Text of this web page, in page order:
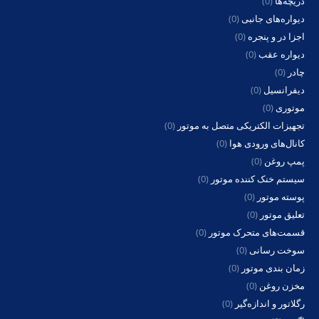
دیواره‌های جانبی(0)
اجزا در و پنجره (0)
دیواره عقب(0)
چادر (0)
دیفرانسیل (0)
موتوری(0)
تجهیزات الکتریکی متصل به موتور (0)
کانال‌های ورودی هوا (0)
پمپ روغن (0)
سیستم خنک کننده موتور (0)
پوسته موتور (0)
تعلیق موتور (0)
قسمت‌های متحرک موتور (0)
سوخت رسانی(0)
زمان بندی موتور (0)
مخزن روغن (0)
رگلاتور و اندازه‌گیر (0)